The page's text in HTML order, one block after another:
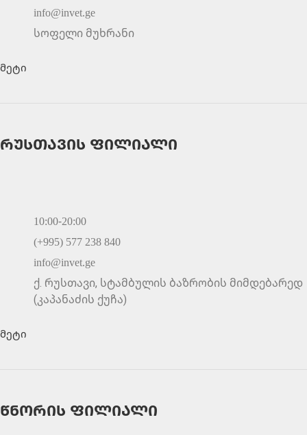
info@invet.ge
სოფელი მუხრანი
მეტი
რუსთავის ფილიალი
10:00-20:00
(+995) 577 238 840
info@invet.ge
ქ. რუსთავი, სტამბულის ბაზრობის მიმდებარედ
(კაპანაძის ქუჩა)
მეტი
წნორის ფილიალი